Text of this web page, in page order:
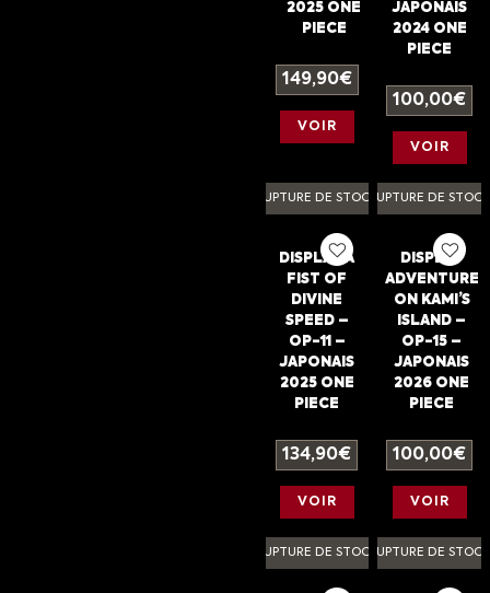
2025 ONE
PIECE
149,90€
VOIR
JAPONAIS
2024 ONE
PIECE
100,00€
VOIR
RUPTURE DE STOCK
DISPLAY A
FIST OF
DIVINE
SPEED –
OP-11 –
JAPONAIS
2025 ONE
PIECE
134,90€
VOIR
RUPTURE DE STOCK
DISPLAY
ADVENTURE
ON KAMI’S
ISLAND –
OP-15 –
JAPONAIS
2026 ONE
PIECE
100,00€
VOIR
RUPTURE DE STOCKRUPTURE DE STOCK